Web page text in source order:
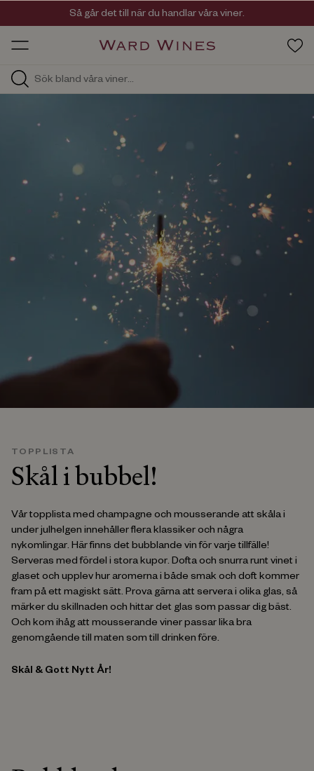
HOS
Viner med kvalitet, ursprung & personlighet
Så går det till när du handlar våra viner.
TOPPLISTA
Skål i bubbel!
Vår topplista med champagne och mousserande att skåla i
under julhelgen innehåller flera klassiker och några
nykomlingar. Här finns det bubblande vin för varje tillfälle!
Serveras med fördel i stora kupor. Dofta och snurra runt vinet i
glaset och upplev hur aromerna i både smak och doft kommer
fram på ett magiskt sätt. Prova gärna att servera i olika glas, så
märker du skillnaden och hittar det glas som passar dig bäst.
Och kom ihåg att mousserande viner passar lika bra
genomgående till maten som till drinken före.
Skål & Gott Nytt År!